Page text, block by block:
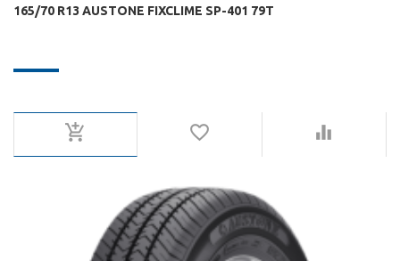
165/70 R13 AUSTONE FIXCLIME SP-401 79T